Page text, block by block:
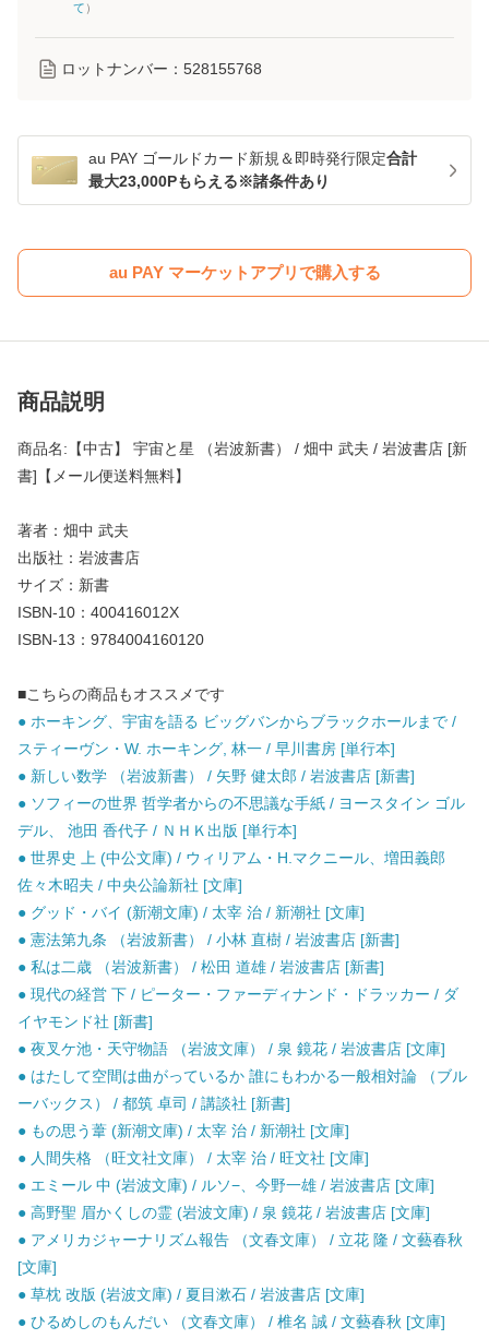
て ）
ロットナンバー： 528155768
au PAY ゴールドカード新規＆即時発行限定合計
最大23,000Pもらえる※諸条件あり
au PAY マーケットアプリで購入する
商品説明
商品名:【中古】 宇宙と星 （岩波新書） / 畑中 武夫 / 岩波書店 [新
書]【メール便送料無料】
著者：畑中 武夫
出版社：岩波書店
サイズ：新書
ISBN-10：400416012X
ISBN-13：9784004160120
■こちらの商品もオススメです
● ホーキング、宇宙を語る ビッグバンからブラックホールまで /
スティーヴン・W. ホーキング, 林一 / 早川書房 [単行本]
● 新しい数学 （岩波新書） / 矢野 健太郎 / 岩波書店 [新書]
● ソフィーの世界 哲学者からの不思議な手紙 / ヨースタイン ゴル
デル、 池田 香代子 / ＮＨＫ出版 [単行本]
● 世界史 上 (中公文庫) / ウィリアム・H.マクニール、増田義郎
佐々木昭夫 / 中央公論新社 [文庫]
● グッド・バイ (新潮文庫) / 太宰 治 / 新潮社 [文庫]
● 憲法第九条 （岩波新書） / 小林 直樹 / 岩波書店 [新書]
● 私は二歳 （岩波新書） / 松田 道雄 / 岩波書店 [新書]
● 現代の経営 下 / ピーター・ファーディナンド・ドラッカー / ダ
イヤモンド社 [新書]
● 夜叉ケ池・天守物語 （岩波文庫） / 泉 鏡花 / 岩波書店 [文庫]
● はたして空間は曲がっているか 誰にもわかる一般相対論 （ブル
ーバックス） / 都筑 卓司 / 講談社 [新書]
● もの思う葦 (新潮文庫) / 太宰 治 / 新潮社 [文庫]
● 人間失格 （旺文社文庫） / 太宰 治 / 旺文社 [文庫]
● エミール 中 (岩波文庫) / ルソ−、今野一雄 / 岩波書店 [文庫]
● 高野聖 眉かくしの霊 (岩波文庫) / 泉 鏡花 / 岩波書店 [文庫]
● アメリカジャーナリズム報告 （文春文庫） / 立花 隆 / 文藝春秋
[文庫]
● 草枕 改版 (岩波文庫) / 夏目漱石 / 岩波書店 [文庫]
● ひるめしのもんだい （文春文庫） / 椎名 誠 / 文藝春秋 [文庫]